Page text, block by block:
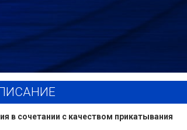
в сочетании с качеством прикатывания